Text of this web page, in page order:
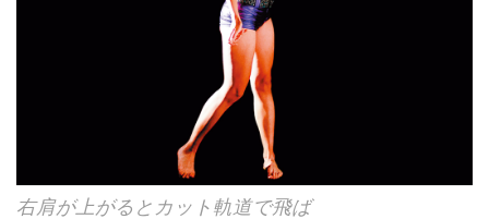
右肩が上がるとカット軌道で飛ば